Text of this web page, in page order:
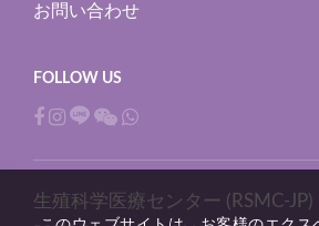
お問い合わせ
生殖科学医療センター (RSMC-JP)